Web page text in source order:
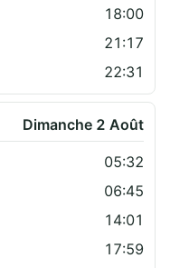
18:00
21:17
22:31
Dimanche 2 Août
05:32
06:45
14:01
17:59